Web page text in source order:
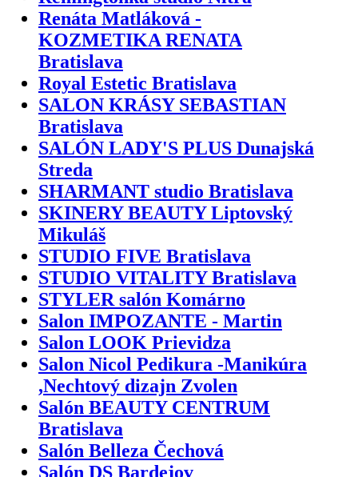
Renáta Matláková -
KOZMETIKA RENATA
Bratislava
Royal Estetic Bratislava
SALON KRÁSY SEBASTIAN
Bratislava
SALÓN LADY'S PLUS Dunajská
Streda
SHARMANT studio Bratislava
SKINERY BEAUTY Liptovský
Mikuláš
STUDIO FIVE Bratislava
STUDIO VITALITY Bratislava
STYLER salón Komárno
Salon IMPOZANTE - Martin
Salon LOOK Prievidza
Salon Nicol Pedikura -Manikúra
,Nechtový dizajn Zvolen
Salón BEAUTY CENTRUM
Bratislava
Salón Belleza Čechová
Salón DS Bardejov